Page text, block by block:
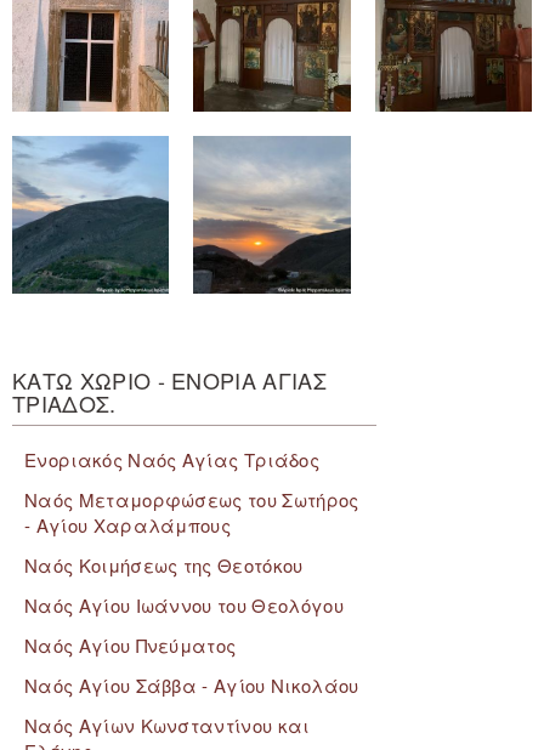
ΚΑΤΩ ΧΩΡΙΟ - ΕΝΟΡΙΑ ΑΓΙΑΣ
ΤΡΙΑΔΟΣ.
Ενοριακός Ναός Αγίας Τριάδος
Ναός Μεταμορφώσεως του Σωτήρος
- Αγίου Χαραλάμπους
Ναός Κοιμήσεως της Θεοτόκου
Ναός Αγίου Ιωάννου του Θεολόγου
Ναός Αγίου Πνεύματος
Ναός Αγίου Σάββα - Αγίου Νικολάου
Ναός Αγίων Κωνσταντίνου και